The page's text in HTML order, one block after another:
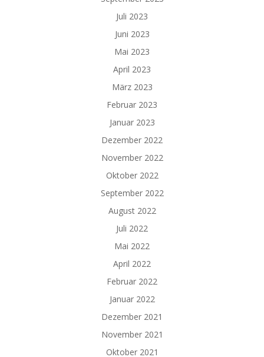
Juli 2023
Juni 2023
Mai 2023
April 2023
März 2023
Februar 2023
Januar 2023
Dezember 2022
November 2022
Oktober 2022
September 2022
August 2022
Juli 2022
Mai 2022
April 2022
Februar 2022
Januar 2022
Dezember 2021
November 2021
Oktober 2021